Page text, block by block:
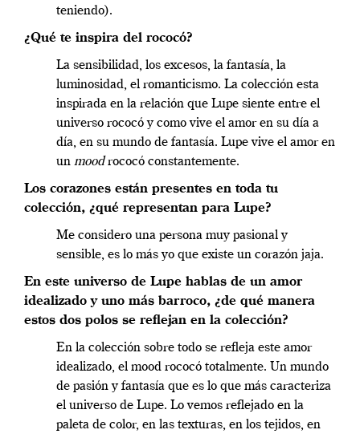
teniendo).
¿Qué te inspira del rococó?
La sensibilidad, los excesos, la fantasía, la
luminosidad, el romanticismo. La colección esta
inspirada en la relación que Lupe siente entre el
universo rococó y como vive el amor en su día a
día, en su mundo de fantasía. Lupe vive el amor en
un moodrococó constantemente.
Los corazones están presentes en toda tu
colección, ¿qué representan para Lupe?
Me considero una persona muy pasional y
sensible, es lo más yo que existe un corazón jaja.
En este universo de Lupe hablas de un amor
idealizado y uno más barroco, ¿de qué manera
estos dos polos se reflejan en la colección?
En la colección sobre todo se refleja este amor
idealizado, el mood rococó totalmente. Un mundo
de pasión y fantasía que es lo que más caracteriza
el universo de Lupe. Lo vemos reflejado en la
paleta de color, en las texturas, en los tejidos, en